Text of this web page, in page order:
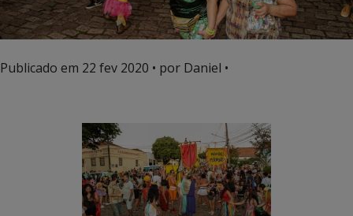
Publicado em 22 fev 2020 • por Daniel •